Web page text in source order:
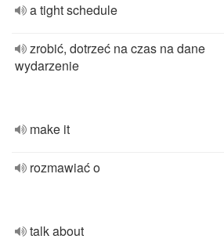
a tight schedule
zrobić, dotrzeć na czas na dane
wydarzenie
make it
rozmawiać o
talk about